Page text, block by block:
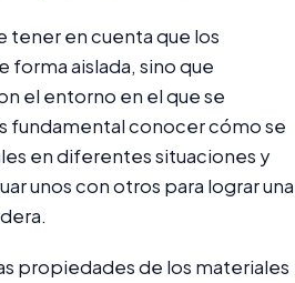
tener en cuenta que los
forma aislada, sino que
el entorno en el que se
fundamental conocer cómo se
en diferentes situaciones y
unos con otros para lograr una
propiedades de los materiales